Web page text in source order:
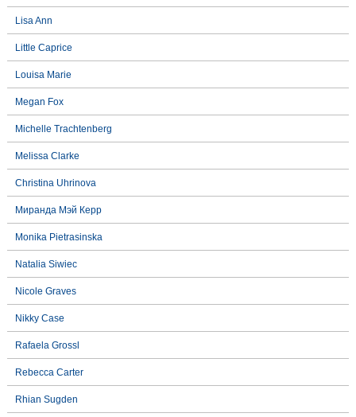
Lisa Ann
Little Caprice
Louisa Marie
Megan Fox
Michelle Trachtenberg
Melissa Clarke
Christina Uhrinova
Миранда Мэй Керр
Monika Pietrasinska
Natalia Siwiec
Nicole Graves
Nikky Case
Rafaela Grossl
Rebecca Carter
Rhian Sugden